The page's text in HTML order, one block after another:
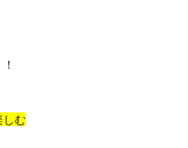
しむ